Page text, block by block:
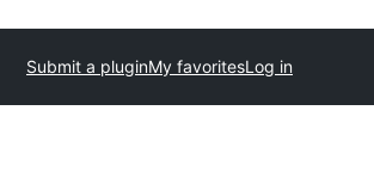
Submit a pluginMy favoritesLog in